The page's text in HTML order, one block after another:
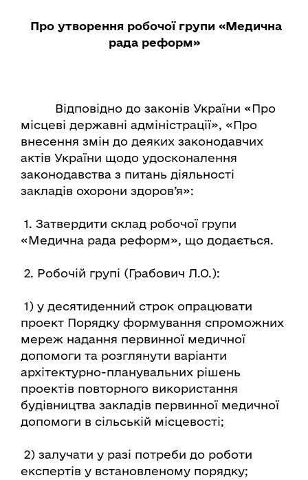
Про утворення робочої групи «Медична
рада реформ»
Відповідно до законів України «Про
місцеві державні адміністрації», «Про
внесення змін до деяких законодавчих
актів України щодо удосконалення
законодавства з питань діяльності
закладів охорони здоров’я»:
1. Затвердити склад робочої групи
«Медична рада реформ», що додається.
2. Робочій групі (Грабович Л.О.):
1) у десятиденний строк опрацювати
проект Порядку формування спроможних
мереж надання первинної медичної
допомоги та розглянути варіанти
архітектурно-планувальних рішень
проектів повторного використання
будівництва закладів первинної медичної
допомоги в сільській місцевості;
2) залучати у разі потреби до роботи
експертів у встановленому порядку;